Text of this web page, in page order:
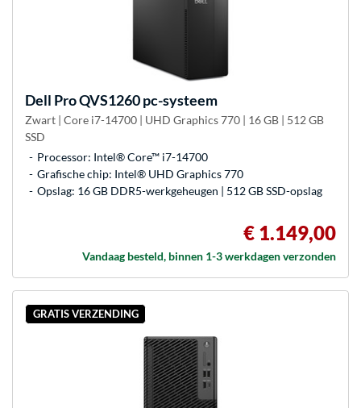
Dell Pro QVS1260 pc-systeem
Zwart | Core i7-14700 | UHD Graphics 770 | 16 GB | 512 GB
SSD
Processor: Intel® Core™ i7-14700
Grafische chip: Intel® UHD Graphics 770
Opslag: 16 GB DDR5-werkgeheugen | 512 GB SSD-opslag
€ 1.149,00
Vandaag besteld, binnen 1-3 werkdagen verzonden
GRATIS VERZENDING